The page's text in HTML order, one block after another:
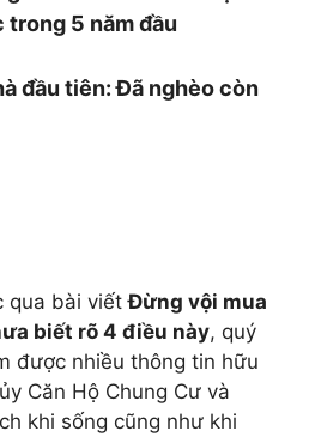
5 năm đầu
đầu tiên: Đã nghèo còn
qua bài viếtĐừng vội mua
biết rõ 4 điều này, quý
được nhiều thông tin hữu
Căn Hộ Chung Cư và
khi sống cũng như khi